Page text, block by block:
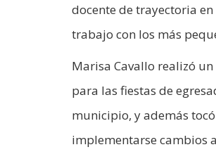
docente de trayectoria
trabajo con los más
Marisa Cavallo realizó
para las fiestas de
municipio, y además
implementarse cambios